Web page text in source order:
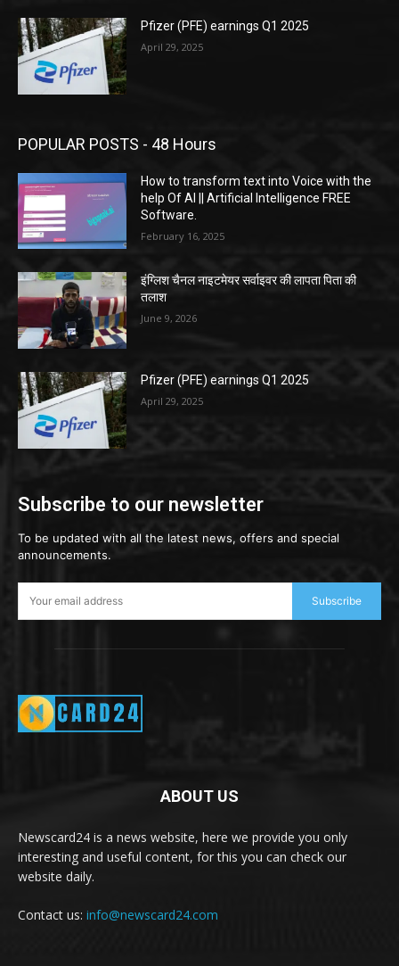
Pfizer (PFE) earnings Q1 2025
April 29, 2025
POPULAR POSTS - 48 Hours
How to transform text into Voice with the
help Of AI || Artificial Intelligence FREE
Software.
February 16, 2025
इंग्लिश चैनल नाइटमेयर सर्वाइवर की लापता पिता की
तलाश
June 9, 2026
Pfizer (PFE) earnings Q1 2025
April 29, 2025
Subscribe to our newsletter
To be updated with all the latest news, offers and special
announcements.
Subscribe
ABOUT US
Newscard24 is a news website, here we provide you only
interesting and useful content, for this you can check our
website daily.
Contact us: info@newscard24.com